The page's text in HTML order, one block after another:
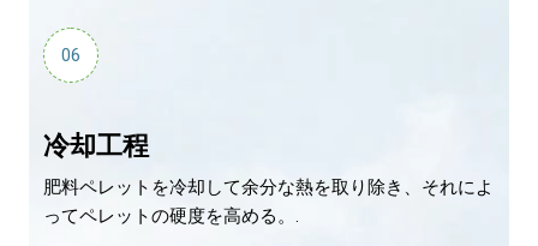
06
冷却工程
肥料ペレットを冷却して余分な熱を取り除き、それによ
ってペレットの硬度を高める。.